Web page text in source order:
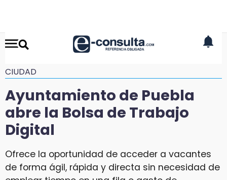
CIUDAD
Ayuntamiento de Puebla
abre la Bolsa de Trabajo
Digital
Ofrece la oportunidad de acceder a vacantes
de forma ágil, rápida y directa sin necesidad de